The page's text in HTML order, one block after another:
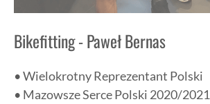
Bikefitting - Paweł Bernas
• Wielokrotny Reprezentant Polski
• Mazowsze Serce Polski 2020/2021